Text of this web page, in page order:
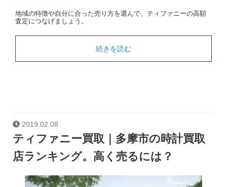
地域の特徴や自分に合った売り方を選んで、ティファニーの高額
査定につなげましょう。
続きを読む
2019.02.08
ティファニー買取｜多摩市の時計買取
店ランキング。高く売るには？